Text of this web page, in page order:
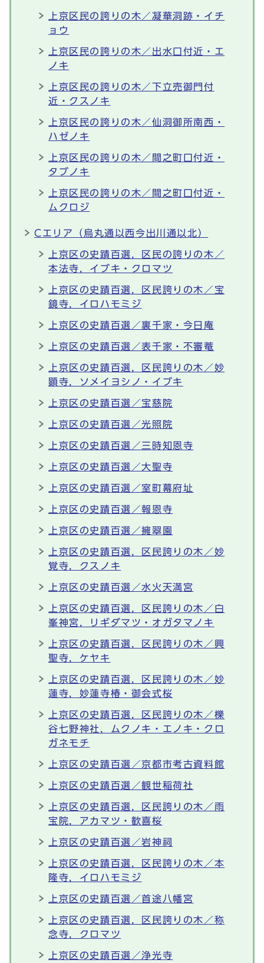
上京区民の誇りの木／凝華洞跡・イチ
ョウ
上京区民の誇りの木／出水口付近・エ
ノキ
上京区民の誇りの木／下立売御門付
近・クスノキ
上京区民の誇りの木／仙洞御所南西・
ハゼノキ
上京区民の誇りの木／間之町口付近・
タブノキ
上京区民の誇りの木／間之町口付近・
ムクロジ
Cエリア（烏丸通以西今出川通以北）
上京区の史蹟百選，区民の誇りの木／
本法寺，イブキ・クロマツ
上京区の史蹟百選，区民誇りの木／宝
鏡寺，イロハモミジ
上京区の史蹟百選／裏千家・今日庵
上京区の史蹟百選／表千家・不審菴
上京区の史蹟百選，区民誇りの木／妙
顕寺，ソメイヨシノ・イブキ
上京区の史蹟百選／宝慈院
上京区の史蹟百選／光照院
上京区の史蹟百選／三時知恩寺
上京区の史蹟百選／大聖寺
上京区の史蹟百選／室町幕府址
上京区の史蹟百選／報恩寺
上京区の史蹟百選／擁翠園
上京区の史蹟百選，区民誇りの木／妙
覚寺，クスノキ
上京区の史蹟百選／水火天満宮
上京区の史蹟百選，区民誇りの木／白
峯神宮，リギダマツ・オガタマノキ
上京区の史蹟百選，区民誇りの木／興
聖寺，ケヤキ
上京区の史蹟百選，区民誇りの木／妙
蓮寺，妙蓮寺椿・御会式桜
上京区の史蹟百選，区民誇りの木／櫟
谷七野神社，ムクノキ・エノキ・クロ
ガネモチ
上京区の史蹟百選／京都市考古資料館
上京区の史蹟百選／観世稲荷社
上京区の史蹟百選，区民誇りの木／雨
宝院，アカマツ・歓喜桜
上京区の史蹟百選／岩神祠
上京区の史蹟百選，区民誇りの木／本
隆寺，イロハモミジ
上京区の史蹟百選／首途八幡宮
上京区の史蹟百選，区民誇りの木／称
念寺，クロマツ
上京区の史蹟百選／浄光寺